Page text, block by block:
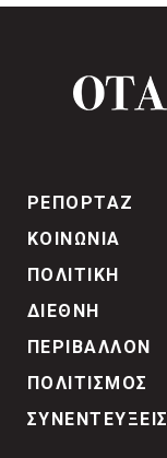
ΡΕΠΟΡΤΑΖ
ΚΟΙΝΩΝΙΑ
ΠΟΛΙΤΙΚΗ
ΔΙΕΘΝΗ
ΠΕΡΙΒΑΛΛΟΝ
ΠΟΛΙΤΙΣΜΟΣ
ΣΥΝΕΝΤΕΥΞΕΙΣ